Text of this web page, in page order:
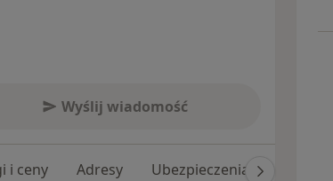
Wyślij wiadomość
i ceny Adresy Ubezpieczenia